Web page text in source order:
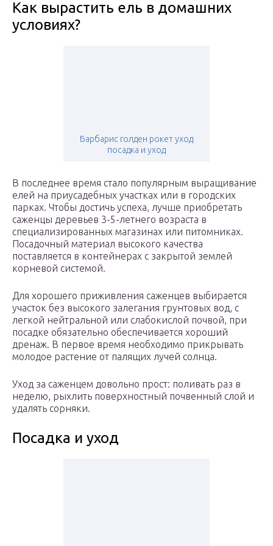
Как вырастить ель в домашних
условиях?
Барбарис голден рокет уход
посадка и уход
В последнее время стало популярным выращивание
елей на приусадебных участках или в городских
парках. Чтобы достичь успеха, лучше приобретать
саженцы деревьев 3-5-летнего возраста в
специализированных магазинах или питомниках.
Посадочный материал высокого качества
поставляется в контейнерах с закрытой землей
корневой системой.
Для хорошего приживления саженцев выбирается
участок без высокого залегания грунтовых вод, с
легкой нейтральной или слабокислой почвой, при
посадке обязательно обеспечивается хороший
дренаж. В первое время необходимо прикрывать
молодое растение от палящих лучей солнца.
Уход за саженцем довольно прост: поливать раз в
неделю, рыхлить поверхностный почвенный слой и
удалять сорняки.
Посадка и уход